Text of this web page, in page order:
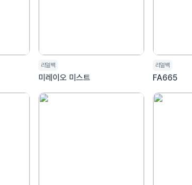
리얼백
미레이오 미스트
리얼백
FA665